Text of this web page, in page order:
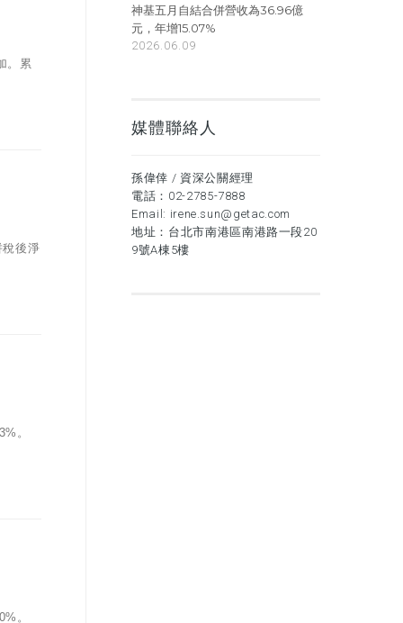
。累
後淨
。
。
神基五月自結合併營收為36.96億
元，年增15.07%
2026.06.09
媒體聯絡人
孫偉倖 / 資深公關經理
電話： 02-2785-7888
Email: irene.sun@getac.com
地址：台北市南港區南港路一段20
9號A棟5樓